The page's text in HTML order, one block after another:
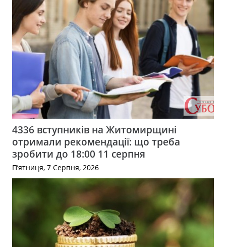
4336 вступників на Житомирщині
отримали рекомендації: що треба
зробити до 18:00 11 серпня
П’ятниця, 7 Серпня, 2026